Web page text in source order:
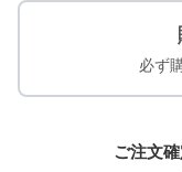
必ず
ご注文